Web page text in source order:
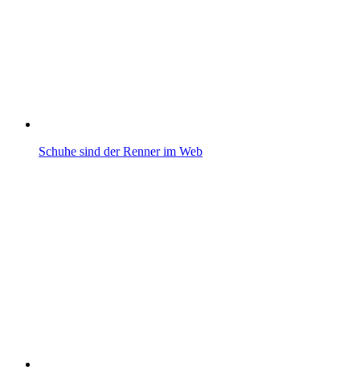
Schuhe sind der Renner im Web